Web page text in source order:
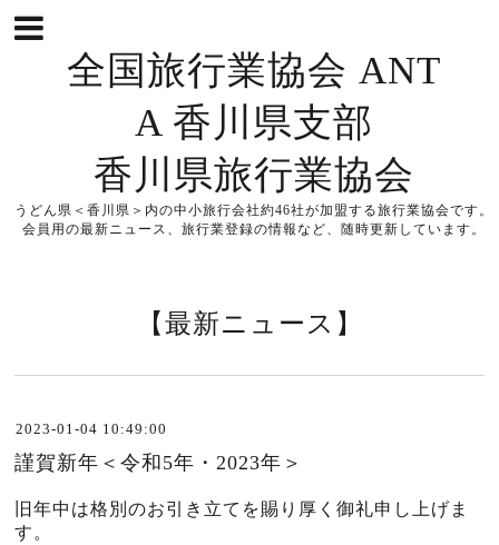
全国旅行業協会 ANT
A 香川県支部
香川県旅行業協会
うどん県＜香川県＞内の中小旅行会社約46社が加盟する旅行業協会です。
会員用の最新ニュース、旅行業登録の情報など、随時更新しています。
【最新ニュース】
2023-01-04 10:49:00
謹賀新年＜令和5年・2023年＞
旧年中は格別のお引き立てを賜り厚く御礼申し上げま
す。